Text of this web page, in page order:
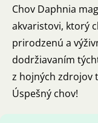
Chov Daphnia
akvaristovi, ktorý
prirodzenú a
dodržiavaním
z hojných zdrojov
Úspešný chov!